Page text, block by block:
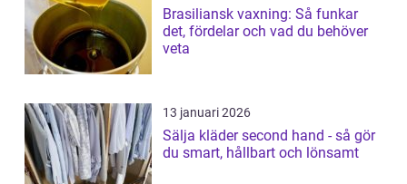
Brasiliansk vaxning: Så funkar
det, fördelar och vad du behöver
veta
13 januari 2026
Sälja kläder second hand - så gör
du smart, hållbart och lönsamt